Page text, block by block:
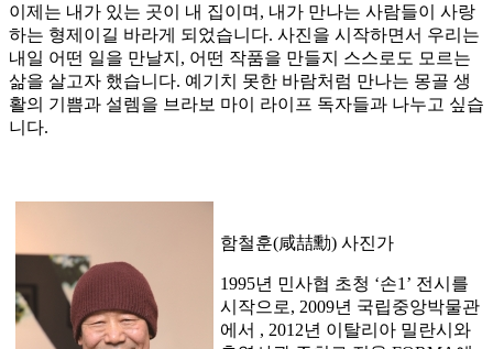
이제는 내가 있는 곳이 내 집이며, 내가 만나는 사람들이 사랑
하는 형제이길 바라게 되었습니다. 사진을 시작하면서 우리는
내일 어떤 일을 만날지, 어떤 작품을 만들지 스스로도 모르는
삶을 살고자 했습니다. 예기치 못한 바람처럼 만나는 몽골 생
활의 기쁨과 설렘을 브라보 마이 라이프 독자들과 나누고 싶습
니다.
함철훈(咸喆勳) 사진가
1995년 민사협 초청 ‘손1’ 전시를
시작으로, 2009년 국립중앙박물관
에서 , 2012년 이탈리아 밀란시와